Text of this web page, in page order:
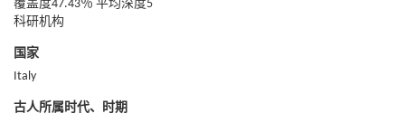
覆盖度47.43％ 平均深度5
科研机构
国家
Italy
古人所属时代、时期